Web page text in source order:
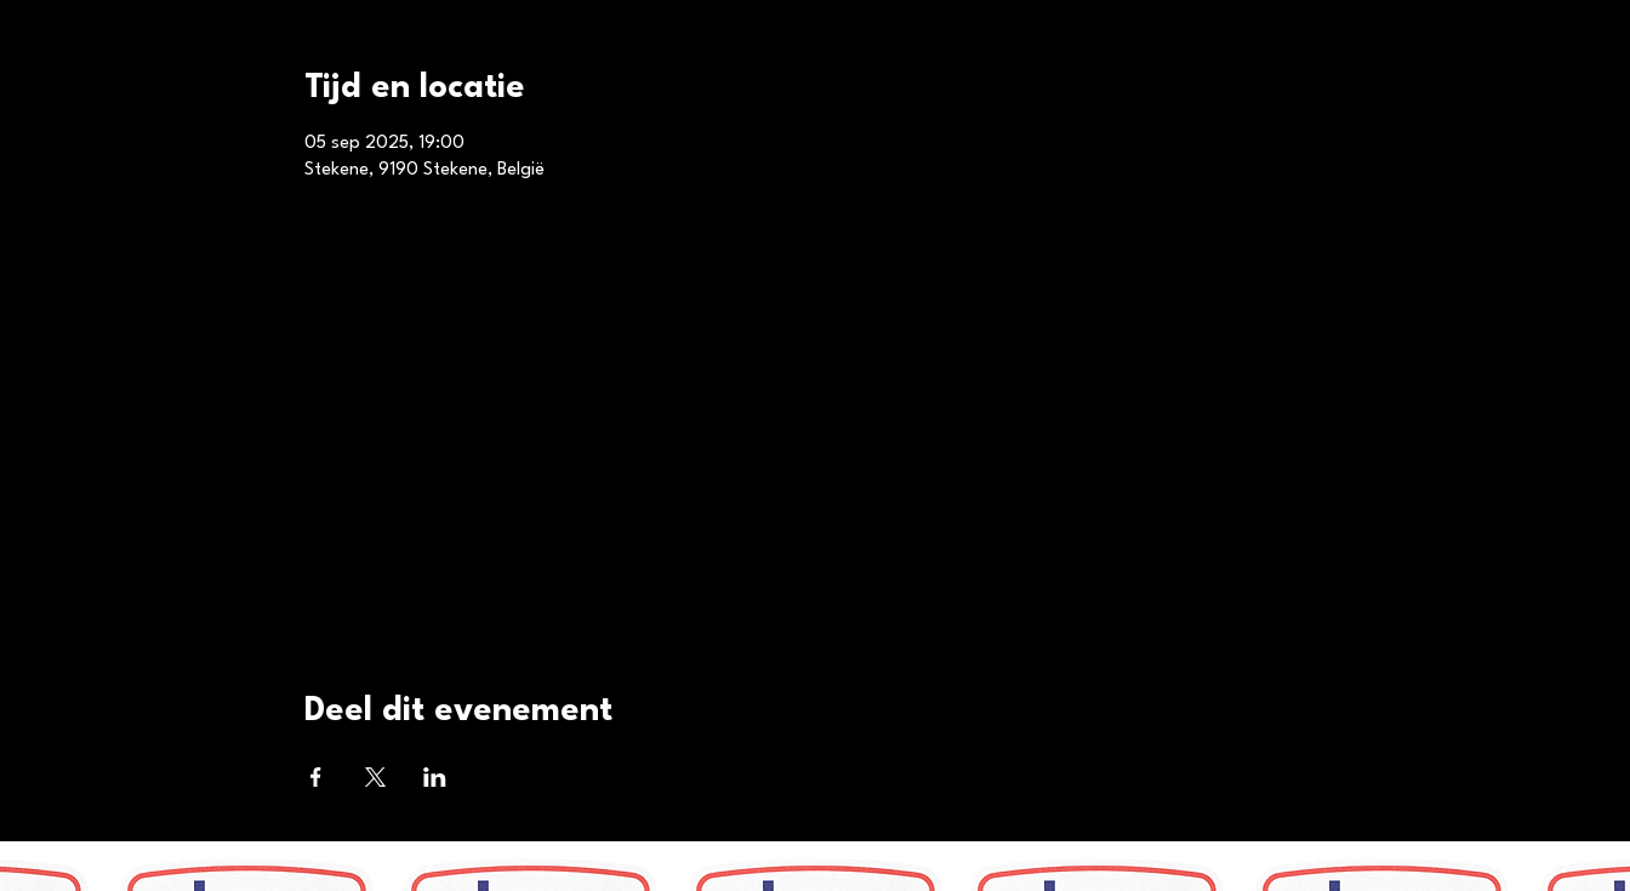
Tijd en locatie
05 sep 2025, 19:00
Stekene, 9190 Stekene, België
Deel dit evenement